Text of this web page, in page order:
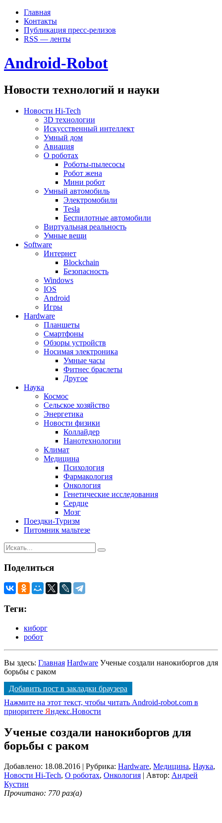
Главная
Контакты
Публикация пресс-релизов
RSS — ленты
Android-Robot
Новости технологий и науки
Новости Hi-Tech
3D технологии
Искусственный интеллект
Умный дом
Авиация
О роботах
Роботы-пылесосы
Робот жена
Мини робот
Умный автомобиль
Электромобили
Tesla
Беспилотные автомобили
Виртуальная реальность
Умные вещи
Software
Интернет
Blockchain
Безопасность
Windows
IOS
Android
Игры
Hardware
Планшеты
Смартфоны
Обзоры устройств
Носимая электроника
Умные часы
Фитнес браслеты
Другое
Наука
Космос
Сельское хозяйство
Энергетика
Новости физики
Коллайдер
Нанотехнологии
Климат
Медицина
Психология
Фармакология
Онкология
Генетические исследования
Сердце
Мозг
Поездки-Туризм
Питомник мальтезе
Поделиться
Теги:
киборг
робот
Вы здесь: Главная Hardware Ученые создали нанокиборгов для
борьбы с раком
Добавить пост в закладки браузера
Нажмите на этот текст, чтобы читать Android-robot.com в
приоритете Яндекс.Новости
Ученые создали нанокиборгов для
борьбы с раком
Добавлено: 18.08.2016 | Рубрика: Hardware, Медицина, Наука,
Новости Hi-Tech, О роботах, Онкология | Автор: Андрей
Кустин
Прочитано: 770 раз(а)